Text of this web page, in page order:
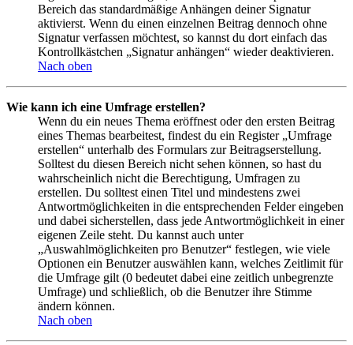
Bereich das standardmäßige Anhängen deiner Signatur
aktivierst. Wenn du einen einzelnen Beitrag dennoch ohne
Signatur verfassen möchtest, so kannst du dort einfach das
Kontrollkästchen „Signatur anhängen“ wieder deaktivieren.
Nach oben
Wie kann ich eine Umfrage erstellen?
Wenn du ein neues Thema eröffnest oder den ersten Beitrag
eines Themas bearbeitest, findest du ein Register „Umfrage
erstellen“ unterhalb des Formulars zur Beitragserstellung.
Solltest du diesen Bereich nicht sehen können, so hast du
wahrscheinlich nicht die Berechtigung, Umfragen zu
erstellen. Du solltest einen Titel und mindestens zwei
Antwortmöglichkeiten in die entsprechenden Felder eingeben
und dabei sicherstellen, dass jede Antwortmöglichkeit in einer
eigenen Zeile steht. Du kannst auch unter
„Auswahlmöglichkeiten pro Benutzer“ festlegen, wie viele
Optionen ein Benutzer auswählen kann, welches Zeitlimit für
die Umfrage gilt (0 bedeutet dabei eine zeitlich unbegrenzte
Umfrage) und schließlich, ob die Benutzer ihre Stimme
ändern können.
Nach oben